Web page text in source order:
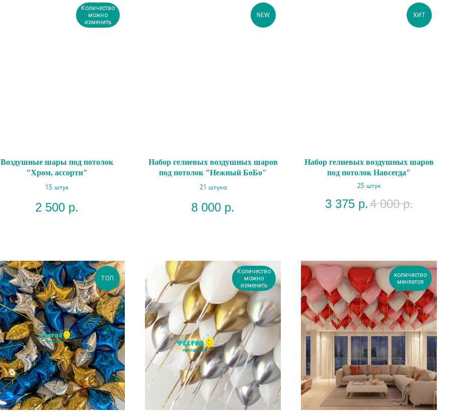
Количество
можно
изменить
Воздушные шары под потолок
"Хром, ассорти"
15 штук
2 500 р.
NEW
Набор гелиевых воздушных шаров
под потолок "Нежный БоБо"
21 штука
8 000 р.
ХИТ
Набор гелиевых воздушных шаров
под потолок Навсегда"
25 штук
3 375 р.4 000 р.
ТОП
Количество
можно
изменить
количество
меняется